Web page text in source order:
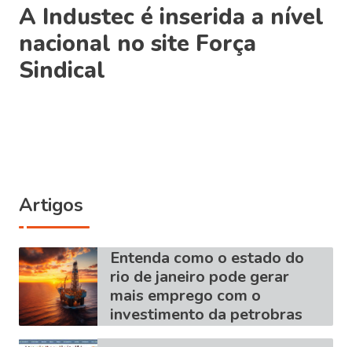
A Industec é inserida a nível
nacional no site Força
Sindical
Artigos
Entenda como o estado do
rio de janeiro pode gerar
mais emprego com o
investimento da petrobras